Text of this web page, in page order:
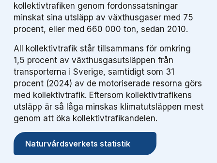
kollektivtrafiken genom fordonssatsningar
minskat sina utsläpp av växthusgaser med 75
procent, eller med 660 000 ton, sedan 2010.
All kollektivtrafik står tillsammans för omkring
1,5 procent av växthusgasutsläppen från
transporterna i Sverige, samtidigt som 31
procent (2024) av de motoriserade resorna görs
med kollektivtrafik. Eftersom kollektivtrafikens
utsläpp är så låga minskas klimatutsläppen mest
genom att öka kollektivtrafikandelen.
Naturvårdsverkets statistik